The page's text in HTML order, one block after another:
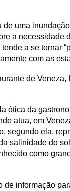
uma
a necessidade
a se tornar
com as
de
ótica da
atua, em
segundo ela,
salinidade do
como
de informação